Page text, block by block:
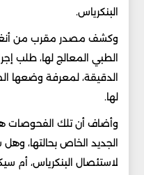
البنكرياس.
وكشف مصدر مقرب من أنغام
الطبي المعالج لها، طلب
الدقيقة، لمعرفة وضعها
لها.
وأضاف أن تلك الفحوصات
الجديد الخاص بحالتها،
لاستئصال البنكرياس، أم